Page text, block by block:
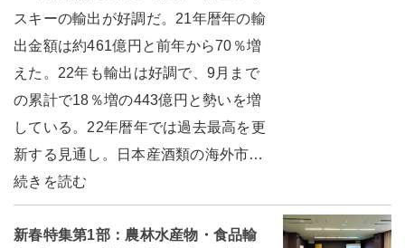
スキーの輸出が好調だ。21年暦年の輸
出金額は約461億円と前年から70％増
えた。22年も輸出は好調で、9月まで
の累計で18％増の443億円と勢いを増
している。22年暦年では過去最高を更
新する見通し。日本産酒類の海外市…
続きを読む
新春特集第1部：農林水産物・食品輸